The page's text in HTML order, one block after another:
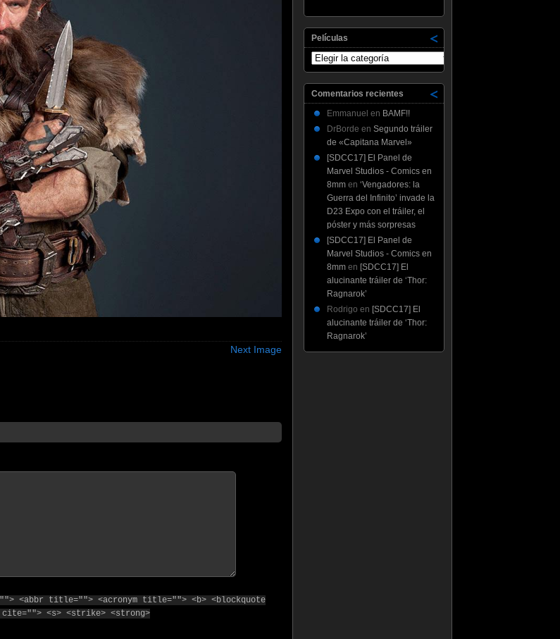
Next Image
<abbr title=""> <acronym title=""> <b> <blockquote
<s> <strike> <strong>
Películas
Películas
Comentarios recientes
Emmanuel en BAMF!!
DrBorde en Segundo tráiler
de «Capitana Marvel»
[SDCC17] El Panel de
Marvel Studios - Comics en
8mmen ‘Vengadores: la
Guerra del Infinito’ invade la
D23 Expo con el tráiler, el
póster y más sorpresas
[SDCC17] El Panel de
Marvel Studios - Comics en
8mmen [SDCC17] El
alucinante tráiler de ‘Thor:
Ragnarok’
Rodrigo en [SDCC17] El
alucinante tráiler de ‘Thor:
Ragnarok’